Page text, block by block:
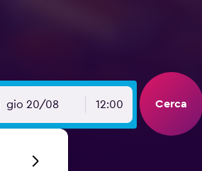
gio 20/08 12:00 Cerca